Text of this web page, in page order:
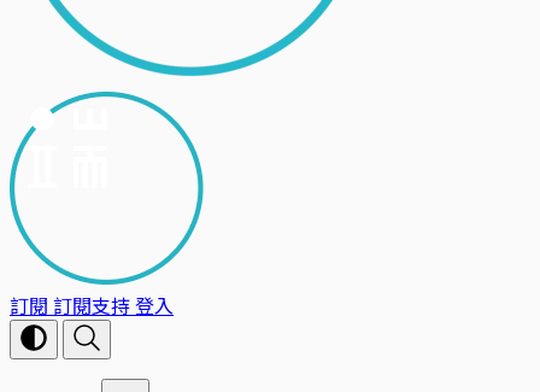
訂閱 訂閱支持登入